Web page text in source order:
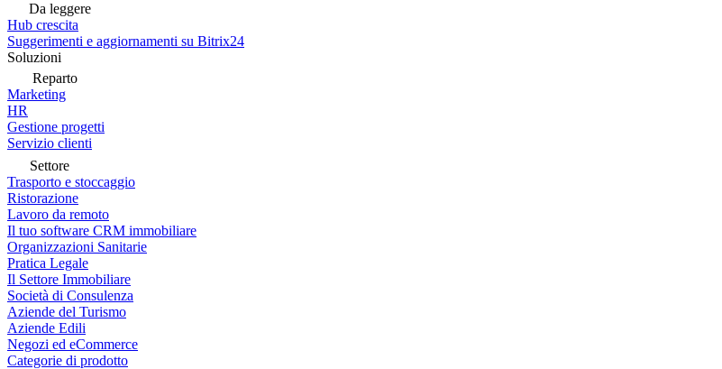
Da leggere
Hub crescita
Suggerimenti e aggiornamenti su Bitrix24
Soluzioni
Reparto
Marketing
HR
Gestione progetti
Servizio clienti
Settore
Trasporto e stoccaggio
Ristorazione
Lavoro da remoto
Il tuo software CRM immobiliare
Organizzazioni Sanitarie
Pratica Legale
Il Settore Immobiliare
Società di Consulenza
Aziende del Turismo
Aziende Edili
Negozi ed eCommerce
Categorie di prodotto